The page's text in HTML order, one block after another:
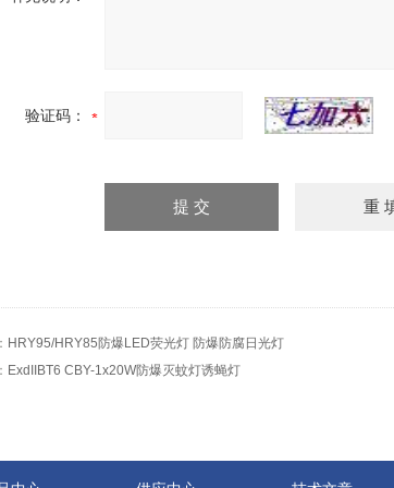
验证码：
HRY95/HRY85防爆LED荧光灯 防爆防腐日光灯
ExdIIBT6 CBY-1x20W防爆灭蚊灯诱蝇灯